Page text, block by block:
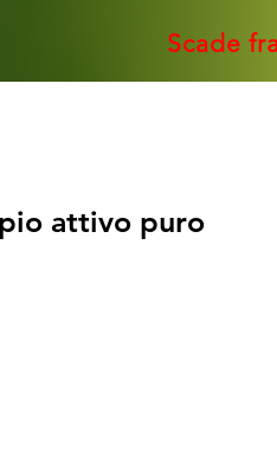
Scade
principio attivo puro
principio attivo puro